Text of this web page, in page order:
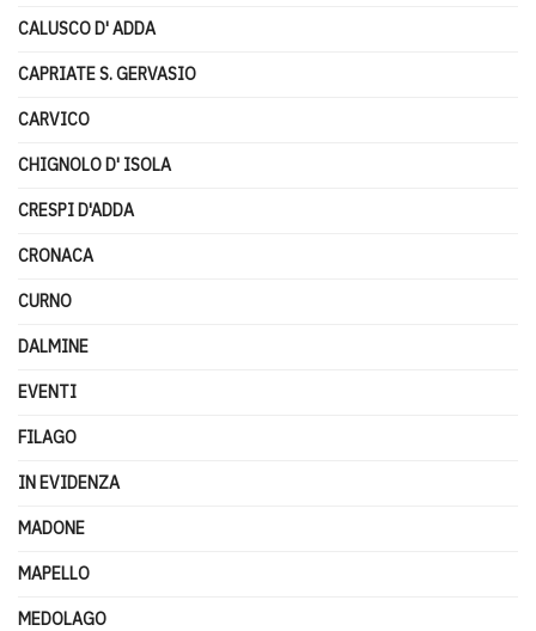
CALUSCO D' ADDA
CAPRIATE S. GERVASIO
CARVICO
CHIGNOLO D' ISOLA
CRESPI D'ADDA
CRONACA
CURNO
DALMINE
EVENTI
FILAGO
IN EVIDENZA
MADONE
MAPELLO
MEDOLAGO